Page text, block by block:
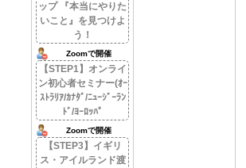
ップ 『本当にやりた
いこと』を見つけよ
う！
Zoomで開催
【STEP1】オンライ
ン初心者セミナー(ｵｰ
ｽﾄﾗﾘｱ/ｶﾅﾀﾞ/ﾆｭｰｼﾞｰﾗﾝ
ﾄﾞ/ﾖｰﾛｯﾊﾟ
Zoomで開催
【STEP3】イギリ
ス・アイルランド渡